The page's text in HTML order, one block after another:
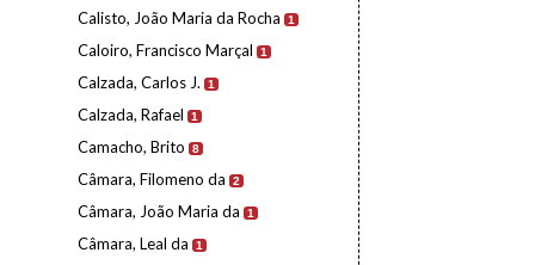
Calisto, João Maria da Rocha 1
Caloiro, Francisco Marçal 1
Calzada, Carlos J. 1
Calzada, Rafael 1
Camacho, Brito 8
Câmara, Filomeno da 2
Câmara, João Maria da 1
Câmara, Leal da 1